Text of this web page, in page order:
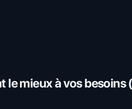
mieux à vos besoins